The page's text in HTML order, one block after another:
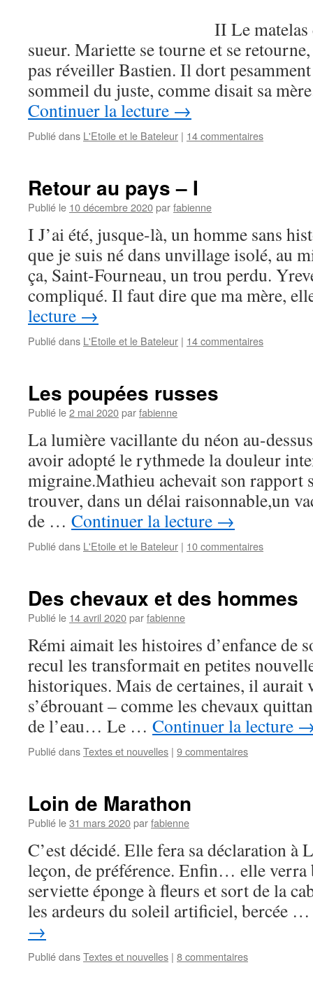
II Le matelas est
sueur. Mariette se tourne et se
pas réveiller Bastien. Il dort pesamment
sommeil du juste, comme disait sa
Continuer la lecture →
Publié dans L'Etoile et le Bateleur | 14 commentaires
Retour au pays – I
Publié le 10 décembre 2020parfabienne
I J’ai été, jusque-là, un homme sans
que je suis né dans unvillage isolé, au
ça, Saint-Fourneau, un trou perdu.
compliqué. Il faut dire que ma mère,
lecture →
Publié dans L'Etoile et le Bateleur | 14 commentaires
Les poupées russes
Publié le2 mai 2020parfabienne
La lumière vacillante du néon au-
avoir adopté le rythmede la douleur
migraine.Mathieu achevait son rapport
trouver, dans un délai raisonnable,un
de … Continuer la lecture →
Publié dans L'Etoile et le Bateleur | 10 commentaires
Des chevaux et des hommes
Publié le 14 avril 2020parfabienne
Rémi aimait les histoires d’enfance de
recul les transformait en petites
historiques. Mais de certaines, il aurait
s’ébrouant – comme les chevaux
de l’eau… Le … Continuer la lecture
Publié dansTextes et nouvelles | 9 commentaires
Loin de Marathon
Publié le31 mars 2020parfabienne
C’est décidé. Elle fera sa déclaration à
leçon, de préférence. Enfin… elle verra
serviette éponge à fleurs et sort de la
les ardeurs du soleil artificiel, bercée
→
Publié dansTextes et nouvelles | 8 commentaires